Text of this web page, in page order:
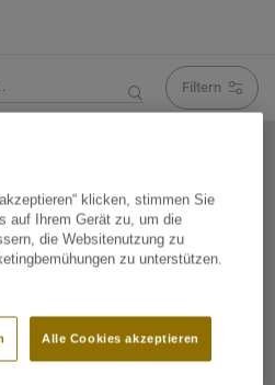
Filtern
klicken, stimmen Sie
auf Ihrem Gerät zu, um die
die Websitenutzung zu
zu unterstützen.
Alle Cookies akzeptieren